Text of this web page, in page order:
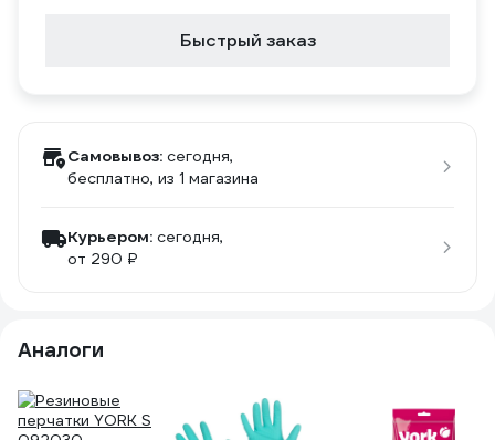
Быстрый заказ
Самовывоз: сегодня,
бесплатно, из 1 магазина
Курьером: сегодня,
от 290 ₽
Аналоги